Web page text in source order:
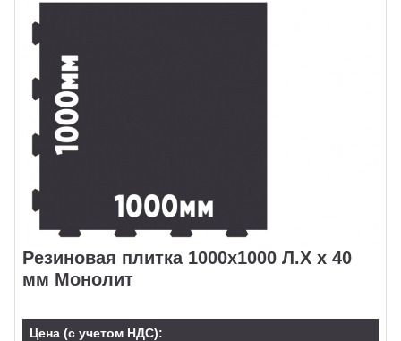
Резиновая плитка 1000х1000 Л.Х х 40
мм Монолит
Цена (с учетом НДС):